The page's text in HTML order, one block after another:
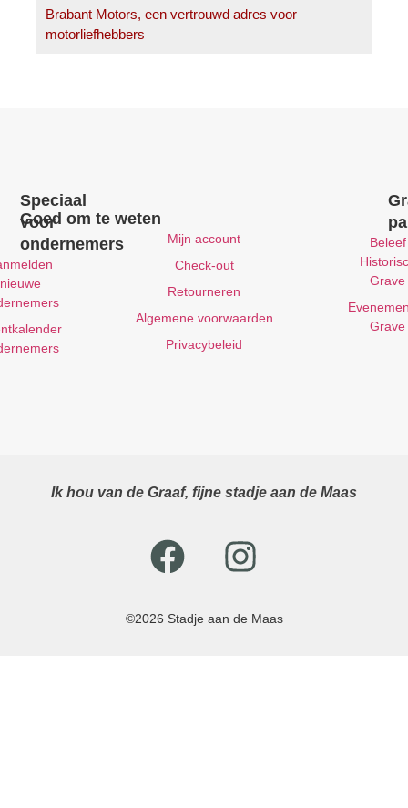
Brabant Motors, een vertrouwd adres voor
motorliefhebbers
Beleef
Grave
Grave
Goed om te weten
Mijn account
Check-out
Retourneren
Algemene voorwaarden
Privacybeleid
Speciaal
voor
ondernemers
nieuwe
Ik hou van de Graaf, fijne stadje aan de Maas
©2026 Stadje aan de Maas